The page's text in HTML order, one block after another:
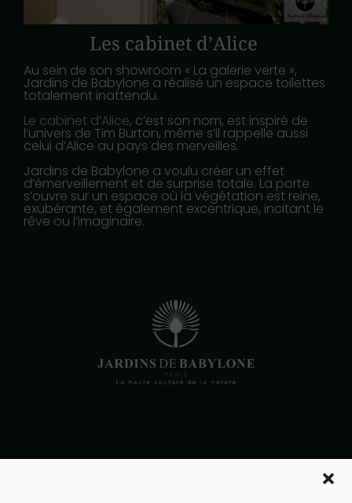
Les cabinet d’Alice
Au sein de son showroom « La galerie verte »,
Jardins de Babylone a réalisé un espace toilettes
totalement inattendu.
Le cabinet d’Alice, c’est son nom, est inspiré de
l’univers de Tim Burton, même s’il rappelle aussi
celui d’Alice au pays des merveilles.
Jardins de Babylone a voulu créer un effet
d’émerveillement et de surprise totale. La porte
s’ouvre sur un espace où la végétation est reine,
exubérante, et également excentrique, incitant le
rêve ou l’imaginaire.